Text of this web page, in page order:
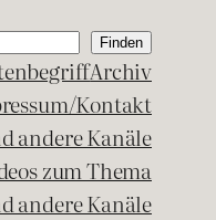
Finden
Archiv
Kontakt
andere Kanäle
zum Thema
andere Kanäle